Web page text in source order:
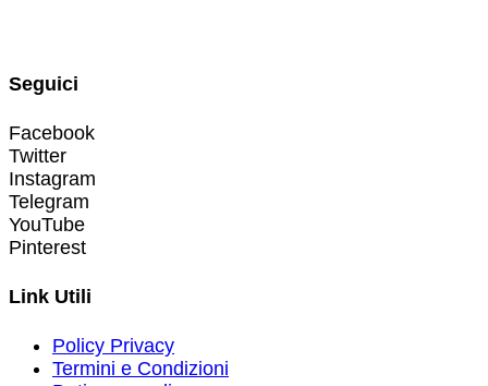
Seguici
Facebook
Twitter
Instagram
Telegram
YouTube
Pinterest
Link Utili
Policy Privacy
Termini e Condizioni